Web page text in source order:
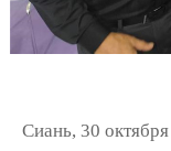
Сиань, 30